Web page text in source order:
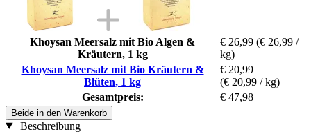
Khoysan Meersalz mit Bio Algen &
Kräutern, 1 kg
€ 26,99 (€ 26,99 /
kg)
Khoysan Meersalz mit Bio Kräutern &
Blüten, 1 kg
€ 20,99
(€ 20,99 / kg)
Gesamtpreis:
€ 47,98
Beide in den Warenkorb
Beschreibung